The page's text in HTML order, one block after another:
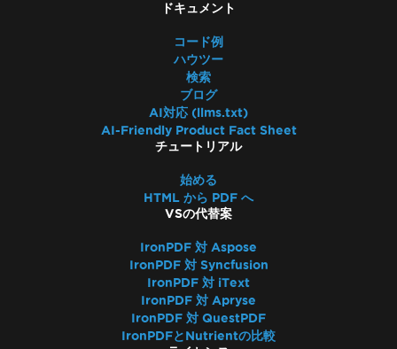
ドキュメント
コード例
ハウツー
検索
ブログ
AI対応 (llms.txt)
AI-Friendly Product Fact Sheet
チュートリアル
始める
HTML から PDF へ
VSの代替案
IronPDF 対 Aspose
IronPDF 対 Syncfusion
IronPDF 対 iText
IronPDF 対 Apryse
IronPDF 対 QuestPDF
IronPDFとNutrientの比較